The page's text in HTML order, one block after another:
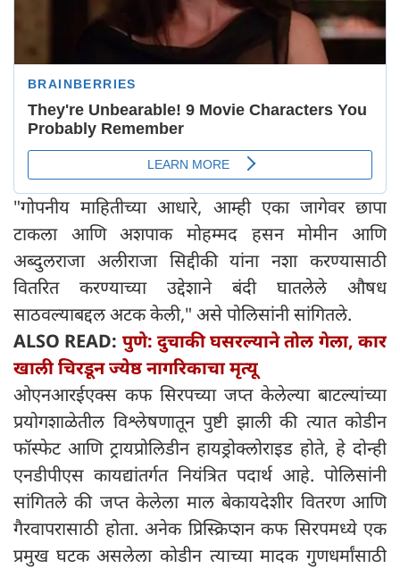
"गोपनीय माहितीच्या आधारे, आम्ही एका जागेवर छापा
टाकला आणि अशपाक मोहम्मद हसन मोमीन आणि
अब्दुलराजा अलीराजा सिद्दीकी यांना नशा करण्यासाठी
वितरित करण्याच्या उद्देशाने बंदी घातलेले औषध
साठवल्याबद्दल अटक केली," असे पोलिसांनी सांगितले.
ALSO READ: पुणे: दुचाकी घसरल्याने तोल गेला, कार
खाली चिरडून ज्येष्ठ नागरिकाचा मृत्यू
ओएनआरईएक्स कफ सिरपच्या जप्त केलेल्या बाटल्यांच्या
प्रयोगशाळेतील विश्लेषणातून पुष्टी झाली की त्यात कोडीन
फॉस्फेट आणि ट्रायप्रोलिडीन हायड्रोक्लोराइड होते, हे दोन्ही
एनडीपीएस कायद्यांतर्गत नियंत्रित पदार्थ आहे. पोलिसांनी
सांगितले की जप्त केलेला माल बेकायदेशीर वितरण आणि
गैरवापरासाठी होता. अनेक प्रिस्क्रिप्शन कफ सिरपमध्ये एक
प्रमुख घटक असलेला कोडीन त्याच्या मादक गुणधर्मांसाठी